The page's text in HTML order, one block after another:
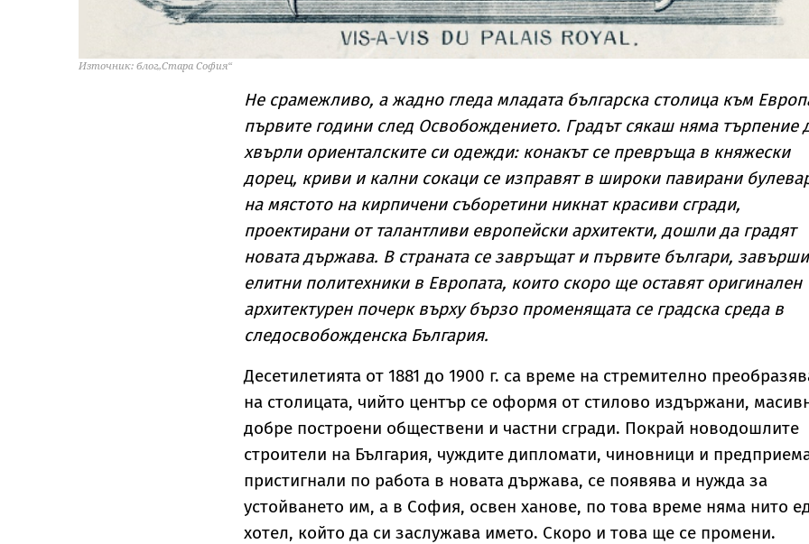
Източник: блог„Стара София“
Не срамежливо, а жадно гледа младата българска столица към
първите години след Освобождението. Градът сякаш няма търпение
хвърли ориенталските си одежди: конакът се превръща в княжески
дорец, криви и кални сокаци се изправят в широки павирани
на мястото на кирпичени съборетини никнат красиви сгради,
проектирани от талантливи европейски архитекти, дошли да градят
новата държава. В страната се завръщат и първите българи,
елитни политехники в Европата, които скоро ще оставят оригинален
архитектурен почерк върху бързо променящата се градска среда в
следосвобожденска България.
Десетилетията от 1881 до 1900 г. са време на стремително
на столицата, чийто център се оформя от стилово издържани,
добре построени обществени и частни сгради. Покрай новодошлите
строители на България, чуждите дипломати, чиновници и
пристигнали по работа в новата държава, се появява и нужда за
устойването им, а в София, освен ханове, по това време няма нито
хотел, който да си заслужава името. Скоро и това ще се промени.